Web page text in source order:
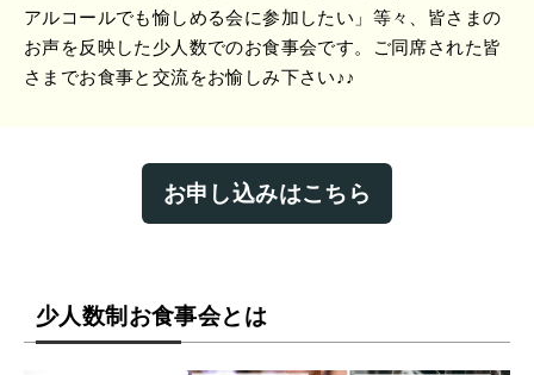
アルコールでも愉しめる会に参加したい」等々、皆さまの
お声を反映した少人数でのお食事会です。ご同席された皆
さまでお食事と交流をお愉しみ下さい♪♪
お申し込みはこちら
少人数制お食事会とは